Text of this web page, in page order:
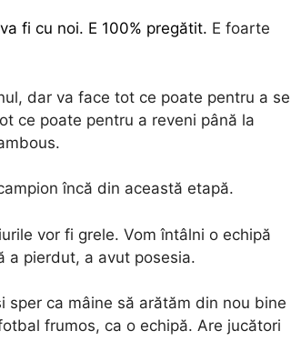
fi cu noi. E 100% pregătit. E foarte
dar va face tot ce poate pentru a se
ce poate pentru a reveni până la
încă din această etapă.
vor fi grele. Vom întâlni o echipă
a pierdut, a avut posesia.
ca mâine să arătăm din nou bine
frumos, ca o echipă. Are jucători